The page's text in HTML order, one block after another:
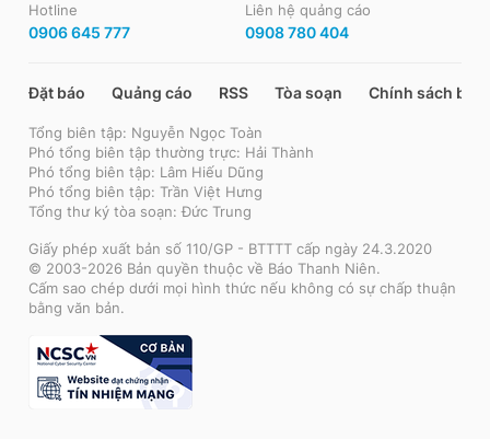
Hotline
0906 645 777
Liên hệ quảng cáo
0908 780 404
Đặt báo Quảng cáo RSS Tòa soạn Chính sách bảo
Tổng biên tập: Nguyễn Ngọc Toàn
Phó tổng biên tập thường trực: Hải Thành
Phó tổng biên tập: Lâm Hiếu Dũng
Phó tổng biên tập: Trần Việt Hưng
Tổng thư ký tòa soạn: Đức Trung
Giấy phép xuất bản số 110/GP - BTTTT cấp ngày 24.3.2020
© 2003-2026 Bản quyền thuộc về Báo Thanh Niên.
Cấm sao chép dưới mọi hình thức nếu không có sự chấp thuận
bằng văn bản.